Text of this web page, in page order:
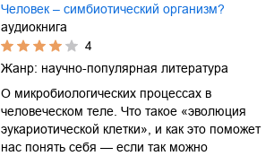
Человек – симбиотический организм?
аудиокнига
4
Жанр: научно-популярная литература
О микробиологических процессах в
человеческом теле. Что такое «эволюция
эукариотической клетки», и как это поможет
нас понять себя — если так можно